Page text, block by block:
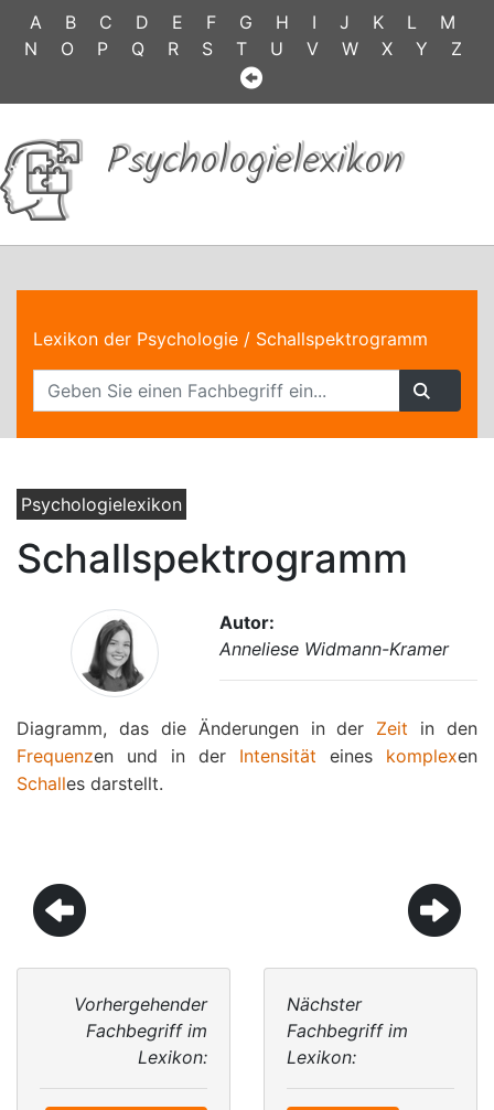
A B C D E F G H I J K L
M
N
O P Q R S T U V W X Y Z
Psychologielexikon
Lexikon der Psychologie / Schallspektrogramm
Psychologielexikon
Schallspektrogramm
Autor:
Anneliese Widmann-Kramer
Diagramm, das die Änderungen in der Zeit in den
Frequenzen und in der Intensität eines komplexen
Schalles darstellt.
Vorhergehender
Fachbegriff im
Lexikon:
Nächster
Fachbegriff im
Lexikon: